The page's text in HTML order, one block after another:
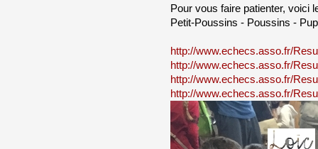
Pour vous faire patienter, voici
Petit-Poussins - Poussins -
http://www.echecs.asso.fr/
http://www.echecs.asso.fr/
http://www.echecs.asso.fr/
http://www.echecs.asso.fr/